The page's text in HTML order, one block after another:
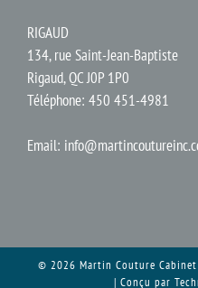
RIGAUD
134, rue Saint-Jean-Baptiste
Rigaud, QC J0P 1P0
Téléphone: 450 451-4981
Email:
© 2026 Martin Couture Cabinet
| Conçu par